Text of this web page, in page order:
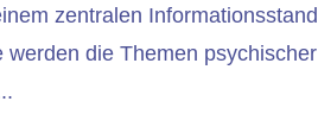
zentralen
werden die Themen